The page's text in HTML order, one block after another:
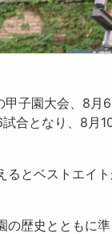
甲子園大会、8月
合となり、8月
るとベストエイト
の歴史とともに